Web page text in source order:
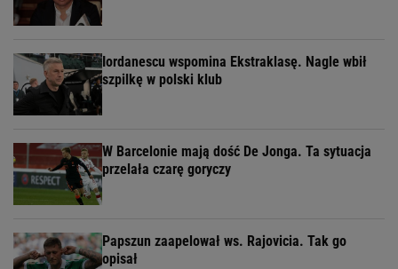
Iordanescu wspomina Ekstraklasę. Nagle wbił
szpilkę w polski klub
W Barcelonie mają dość De Jonga. Ta sytuacja
przelała czarę goryczy
Papszun zaapelował ws. Rajovicia. Tak go
opisał